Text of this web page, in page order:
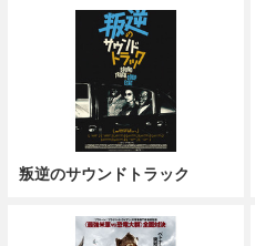
叛逆のサウンドトラック